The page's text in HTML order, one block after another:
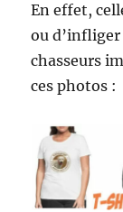
En effet,
ou d’infliger
chasseurs
ces photos :